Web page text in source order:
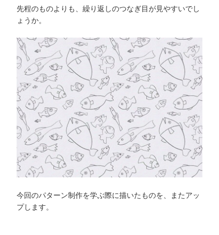
先程のものよりも、繰り返しのつなぎ目が見やすいでし
ょうか。
今回のパターン制作を学ぶ際に描いたものを、またアッ
プします。